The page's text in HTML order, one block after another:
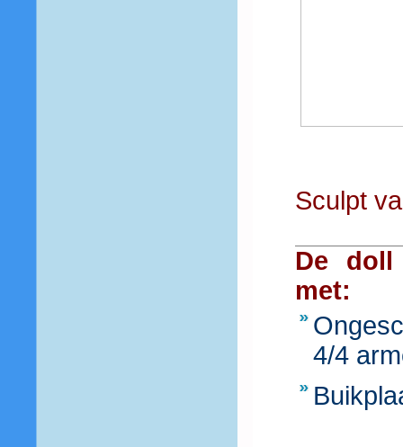
Sculpt
De doll
met:
4/4